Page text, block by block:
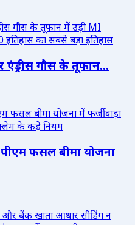
एंड्रीस गौस के तूफान...
फसल बीमा योजना